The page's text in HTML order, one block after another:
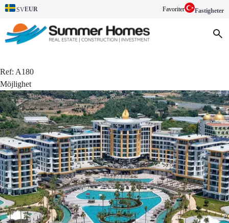
SVEUR Favoriter Fastigheter
Ref: A180
Möjlighet